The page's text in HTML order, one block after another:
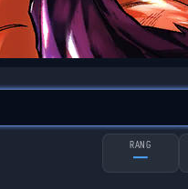
RANG
—